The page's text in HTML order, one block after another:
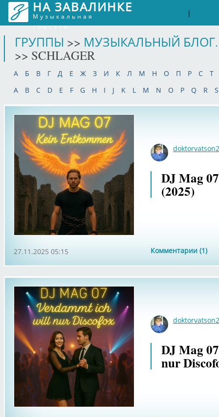
НА ЗАВАЛИНКЕ
Музыкальная
соцсеть
|
ГРУППЫ >> МУЗЫКАЛЬНЫЙ
>> SCHLAGER
А Б В Г Д Е Ж З И К Л М Н О П Р С
Т
A
B C D E F G H I J K L M N O P Q R S
DJ Mag
(2025)
Комментарии (1)
27.11.2025 05:15
DJ Mag
nur